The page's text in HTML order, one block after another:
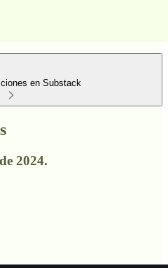
en Substack
2024.